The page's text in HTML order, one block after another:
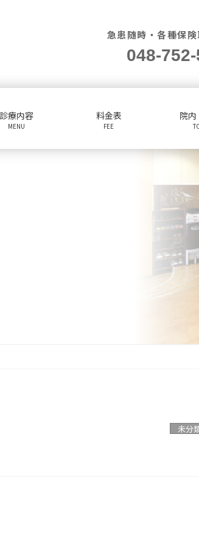
急患随時・各種保
048-
診療内容
MENU
料金表
FEE
院
未分